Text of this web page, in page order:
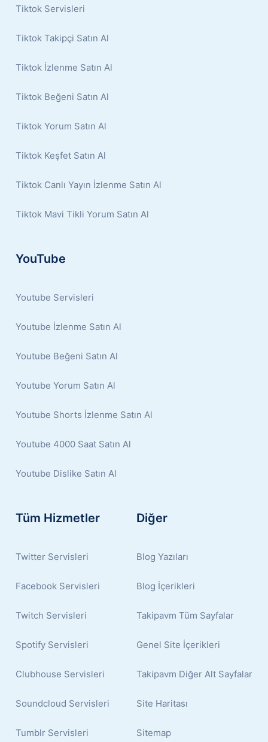
Tiktok Servisleri
Tiktok Takipçi Satın Al
Tiktok İzlenme Satın Al
Tiktok Beğeni Satın Al
Tiktok Yorum Satın Al
Tiktok Keşfet Satın Al
Tiktok Canlı Yayın İzlenme Satın Al
Tiktok Mavi Tikli Yorum Satın Al
YouTube
Youtube Servisleri
Youtube İzlenme Satın Al
Youtube Beğeni Satın Al
Youtube Yorum Satın Al
Youtube Shorts İzlenme Satın Al
Youtube 4000 Saat Satın Al
Youtube Dislike Satın Al
Tüm Hizmetler
Twitter Servisleri
Facebook Servisleri
Twitch Servisleri
Spotify Servisleri
Clubhouse Servisleri
Soundcloud Servisleri
Tumblr Servisleri
Diğer
Blog Yazıları
Blog İçerikleri
Takipavm Tüm Sayfalar
Genel Site İçerikleri
Takipavm Diğer Alt Sayfalar
Site Haritası
Sitemap